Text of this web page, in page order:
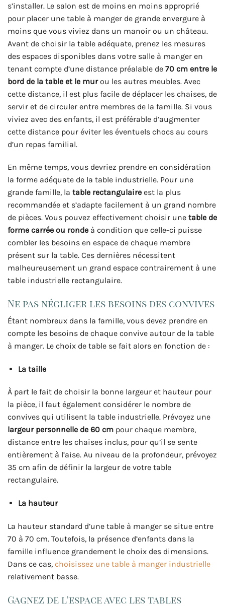
s’installer. Le salon est de moins en moins approprié
pour placer une table à manger de grande envergure à
moins que vous viviez dans un manoir ou un château.
Avant de choisir la table adéquate, prenez les mesures
des espaces disponibles dans votre salle à manger en
tenant compte d’une distance préalable de 70 cm entre le
bord de la table et le murou les autres meubles. Avec
cette distance, il est plus facile de déplacer les chaises, de
servir et de circuler entre membres de la famille. Si vous
viviez avec des enfants, il est préférable d’augmenter
cette distance pour éviter les éventuels chocs au cours
d’un repas familial.
En même temps, vous devriez prendre en considération
la forme adéquate de la table industrielle. Pour une
grande famille, la table rectangulaire est la plus
recommandée et s’adapte facilement à un grand nombre
de pièces. Vous pouvez effectivement choisir une table de
forme carrée ou ronde à condition que celle-ci puisse
combler les besoins en espace de chaque membre
présent sur la table. Ces dernières nécessitent
malheureusement un grand espace contrairement à une
table industrielle rectangulaire.
Ne pas négliger les besoins des convives
Étant nombreux dans la famille, vous devez prendre en
compte les besoins de chaque convive autour de la table
à manger. Le choix de table se fait alors en fonction de :
La taille
À part le fait de choisir la bonne largeur et hauteur pour
la pièce, il faut également considérer le nombre de
convives qui utilisent la table industrielle. Prévoyez une
largeur personnelle de 60 cm pour chaque membre,
distance entre les chaises inclus, pour qu’il se sente
entièrement à l’aise. Au niveau de la profondeur, prévoyez
35 cm afin de définir la largeur de votre table
rectangulaire.
La hauteur
La hauteur standard d’une table à manger se situe entre
70 à 70 cm. Toutefois, la présence d’enfants dans la
famille influence grandement le choix des dimensions.
Dans ce cas, choisissez une table à manger industrielle
relativement basse.
Gagnez de l’espace avec les tables